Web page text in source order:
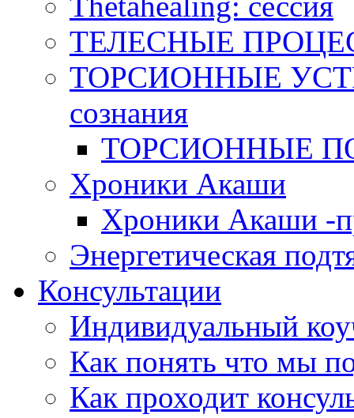
ТЕЛЕСНЫЕ
ТОРСИОННЫЕ
сознания
ТОРСИОННЫЕ
Хроники Акаши
Хроники Акаши -
Энергетическая
Консультации
Индивидуальный
Как понять что мы
Как проходит